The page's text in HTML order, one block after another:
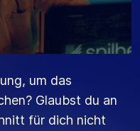
um das
Glaubst du an
für dich nicht